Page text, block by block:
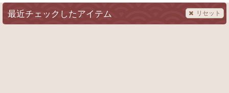
最近チェックしたアイテム リセット